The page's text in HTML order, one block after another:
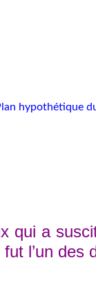
hypothétique
a
l’un